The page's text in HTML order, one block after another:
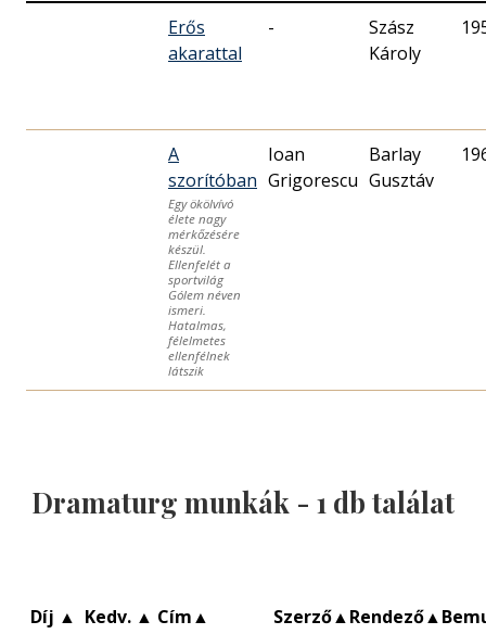
Erős
akarattal
-
Szász
Károly
A
szorítóban
Egy ökölvívó
élete nagy
mérkőzésére
készül.
Ellenfelét a
sportvilág
Gólem néven
ismeri.
Hatalmas,
félelmetes
ellenfélnek
látszik
Ioan
Grigorescu
Barlay
Gusztáv
Dramaturg munkák - 1 db találat
Díj ▲ Kedv. ▲ Cím▲ Szerző▲Rendező▲